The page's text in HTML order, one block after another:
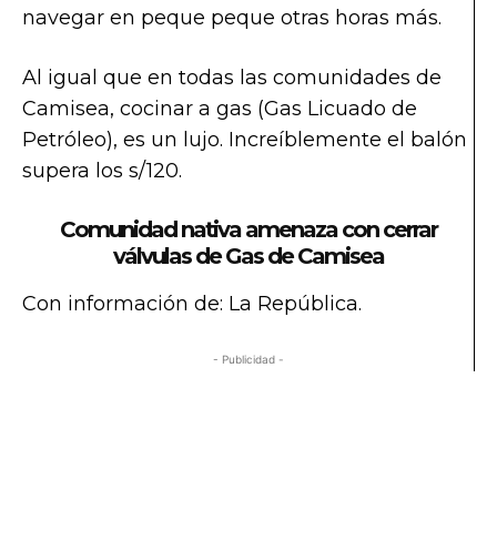
navegar en peque peque otras horas más.
Al igual que en todas las comunidades de
Camisea, cocinar a gas (Gas Licuado de
Petróleo), es un lujo. Increíblemente el balón
supera los s/120.
Comunidad nativa amenaza con cerrar
válvulas de Gas de Camisea
Con información de: La República.
- Publicidad -